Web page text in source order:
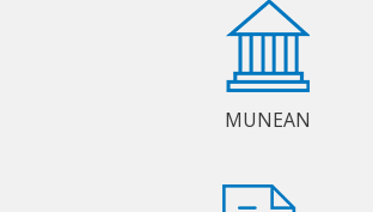
MUNEAN